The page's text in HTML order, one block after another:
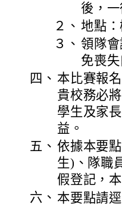
後，
２、 地點
３、 領隊
免喪失
四、 本比賽報
貴校務必
學生及家
益。
五、 依據本要
生)、隊職
假登記，
六、 本要點請